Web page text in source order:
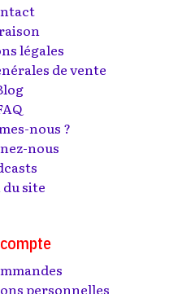
légales
de vente
nous ?
nous
du site
personnelles